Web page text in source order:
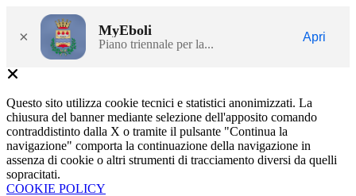
× MyEboli
Piano triennale per la...
Apri
Questo sito utilizza cookie tecnici e statistici anonimizzati. La
chiusura del banner mediante selezione dell'apposito comando
contraddistinto dalla X o tramite il pulsante "Continua la
navigazione" comporta la continuazione della navigazione in
assenza di cookie o altri strumenti di tracciamento diversi da quelli
sopracitati.
COOKIE POLICY